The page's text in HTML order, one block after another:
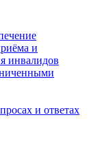
и
инвалидов
и ответах